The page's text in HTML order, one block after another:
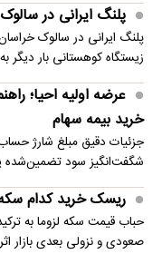
پلنگ ایرانی در
پلنگ ایرانی در سالوک
زیستگاه کوهستانی بار دیگر
عرضه اولیه احیا؛
خرید بیمه سهام
جزئیات دقیق مبلغ شارژ
شگفت‌انگیز سود تضمین‌شده
ریسک خرید کدام
حباب قیمت سکه لزوما به
صعودی و نزولی بعدی بازار